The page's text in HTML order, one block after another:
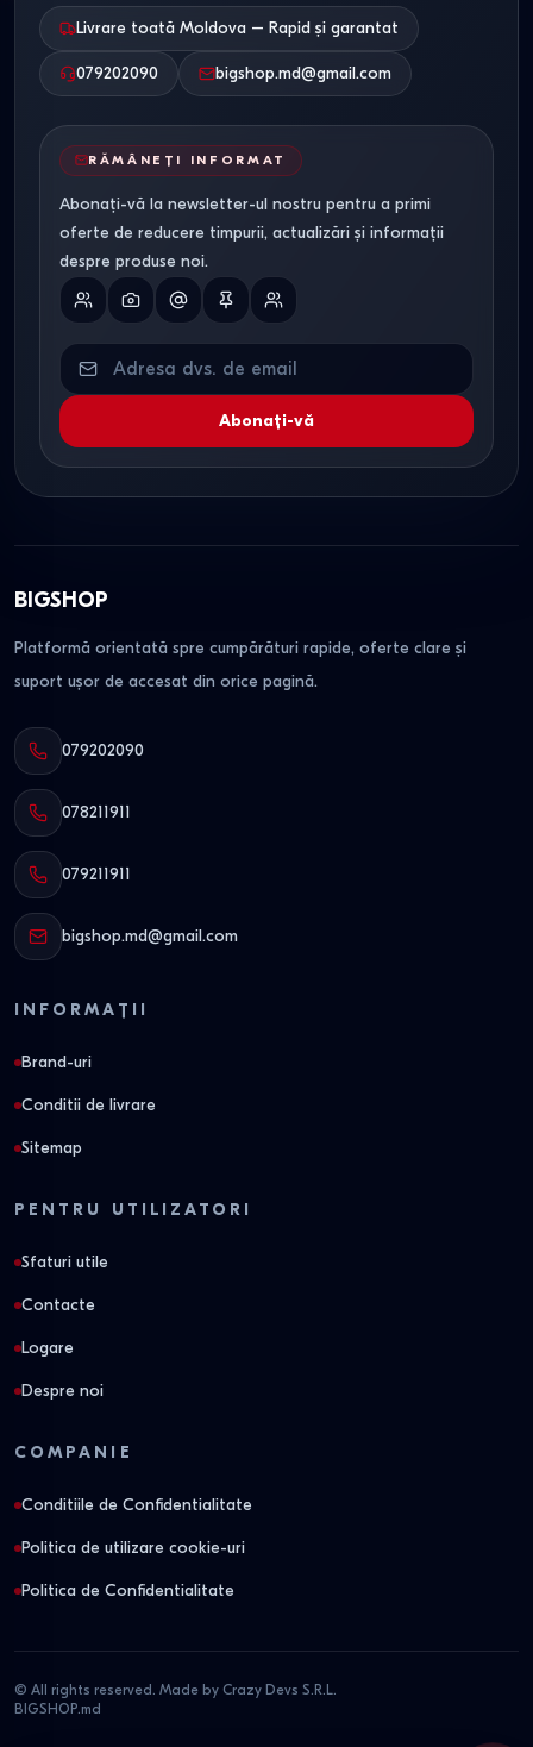
Livrare toată Moldova – Rapid și garantat
079202090 bigshop.md@gmail.com
RĂMÂNEȚI INFORMAT
Abonați-vă la newsletter-ul nostru pentru a primi
oferte de reducere timpurii, actualizări și informații
despre produse noi.
Abonați-vă
BIGSHOP
Platformă orientată spre cumpărături rapide, oferte clare și
suport ușor de accesat din orice pagină.
079202090
078211911
079211911
bigshop.md@gmail.com
INFORMAȚII
Brand-uri
Conditii de livrare
Sitemap
PENTRU UTILIZATORI
Sfaturi utile
Contacte
Logare
Despre noi
COMPANIE
Conditiile de Confidentialitate
Politica de utilizare cookie-uri
Politica de Confidentialitate
© All rights reserved. Made by Crazy Devs S.R.L.
BIGSHOP.md